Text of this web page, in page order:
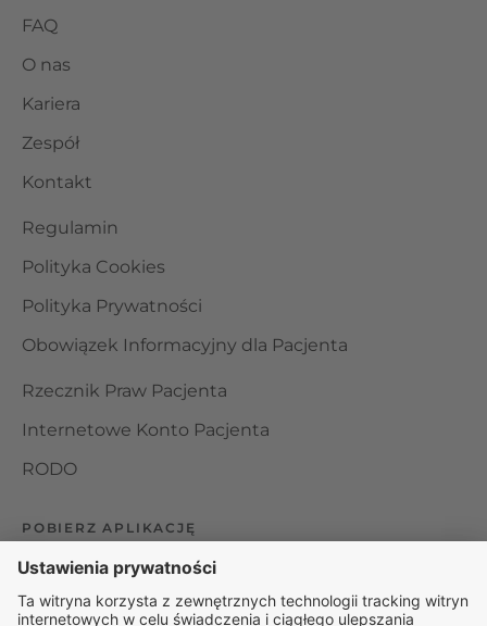
FAQ
O nas
Kariera
Zespół
Kontakt
Regulamin
Polityka Cookies
Polityka Prywatności
Obowiązek Informacyjny dla Pacjenta
Rzecznik Praw Pacjenta
Internetowe Konto Pacjenta
RODO
POBIERZ APLIKACJĘ